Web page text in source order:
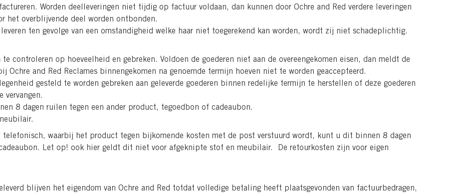
Worden deelleveringen niet tijdig op factuur voldaan, dan kunnen door Ochre and Red verdere leveringen
het overblijvende deel worden ontbonden.
ten gevolge van een omstandigheid welke haar niet toegerekend kan worden, wordt zij niet schadeplichtig.
controleren op hoeveelheid en gebreken. Voldoen de goederen niet aan de overeengekomen eisen, dan meldt de
and Red Reclames binnengekomen na genoemde termijn hoeven niet te worden geaccepteerd.
gesteld te worden gebreken aan geleverde goederen binnen redelijke termijn te herstellen of deze goederen
vervangen.
8 dagen ruilen tegen een ander product, tegoedbon of cadeaubon.
waarbij het product tegen bijkomende kosten met de post verstuurd wordt, kunt u dit binnen 8 dagen
Let op! ook hier geldt dit niet voor afgeknipte stof en meubilair. De retourkosten zijn voor eigen
blijven het eigendom van Ochre and Red totdat volledige betaling heeft plaatsgevonden van factuurbedragen,